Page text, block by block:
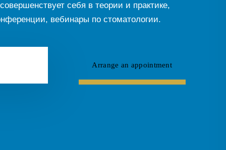
себя в теории и практике,
вебинары по стоматологии.